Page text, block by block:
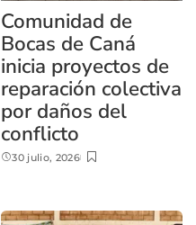
Comunidad de
Bocas de Caná
inicia proyectos de
reparación colectiva
por daños del
conflicto
30 julio, 2026